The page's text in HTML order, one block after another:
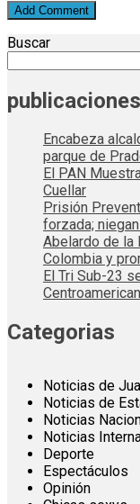
Buscar
Encabeza
parque de
El PAN
Cuellar
Prisión
forzada;
Abelardo de la
Colombia y
El Tri Sub-23
Categorias
Noticias de
Noticias de
Noticias
Noticias
Deporte
Espectáculos
Opinión